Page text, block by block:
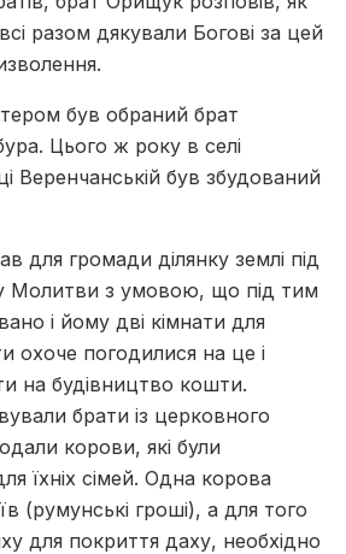
разом дякували Богові за цей
був обраний брат
Цього ж року в селі
Веренчанській був збудований
для громади ділянку землі під
Молитви з умовою, що під тим
і йому дві кімнати для
охоче погодилися на це і
на будівництво кошти.
брати із церковного
корови, які були
їхніх сімей. Одна корова
(румунські гроші), а для того
для покриття даху, необхідно